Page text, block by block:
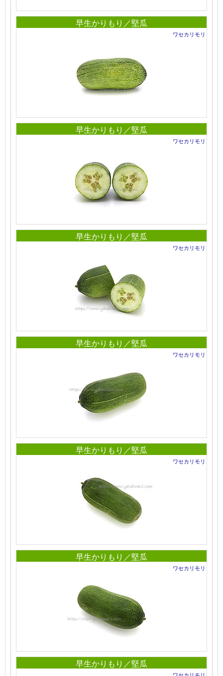
早生かりもり／堅瓜
ワセカリモリ
早生かりもり／堅瓜
ワセカリモリ
早生かりもり／堅瓜
ワセカリモリ
早生かりもり／堅瓜
ワセカリモリ
早生かりもり／堅瓜
ワセカリモリ
早生かりもり／堅瓜
ワセカリモリ
早生かりもり／堅瓜